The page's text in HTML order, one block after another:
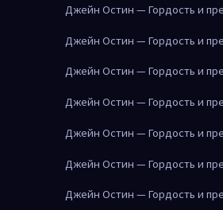
Джейн Остин — Гордость и
Джейн Остин — Гордость и
Джейн Остин — Гордость и
Джейн Остин — Гордость и
Джейн Остин — Гордость и
Джейн Остин — Гордость и
Джейн Остин — Гордость и